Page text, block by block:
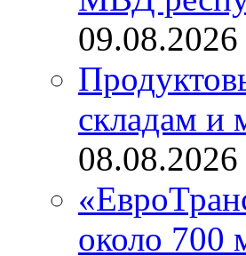
складам и
около 700